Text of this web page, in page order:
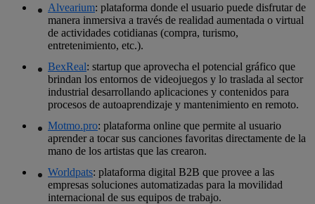
Alvearium: plataforma donde el usuario puede disfrutar de
manera inmersiva a través de realidad aumentada o virtual
de actividades cotidianas (compra, turismo,
entretenimiento, etc.).
BexReal: startup que aprovecha el potencial gráfico que
brindan los entornos de videojuegos y lo traslada al sector
industrial desarrollando aplicaciones y contenidos para
procesos de autoaprendizaje y mantenimiento en remoto.
Motmo.pro: plataforma online que permite al usuario
aprender a tocar sus canciones favoritas directamente de la
mano de los artistas que las crearon.
Worldpats: plataforma digital B2B que provee a las
empresas soluciones automatizadas para la movilidad
internacional de sus equipos de trabajo.